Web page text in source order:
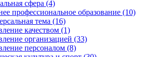
сфера (4)
профессиональное образование (10)
тема (16)
качеством (1)
организацией (33)
персоналом (8)